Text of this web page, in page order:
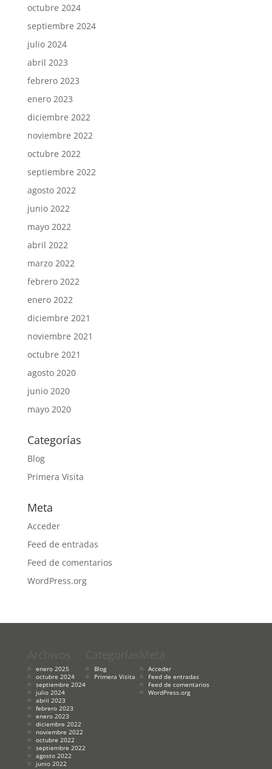
octubre 2024
septiembre 2024
julio 2024
abril 2023
febrero 2023
enero 2023
diciembre 2022
noviembre 2022
octubre 2022
septiembre 2022
agosto 2022
junio 2022
mayo 2022
abril 2022
marzo 2022
febrero 2022
enero 2022
diciembre 2021
noviembre 2021
octubre 2021
agosto 2020
junio 2020
mayo 2020
Categorías
Blog
Primera Visita
Meta
Acceder
Feed de entradas
Feed de comentarios
WordPress.org
enero 2025
octubre 2024
septiembre 2024
julio 2024
abril 2023
febrero 2023
enero 2023
diciembre 2022
noviembre 2022
octubre 2022
septiembre 2022
agosto 2022
junio 2022
Blog
Primera Visita
Acceder
Feed de entradas
Feed de comentarios
WordPress.org